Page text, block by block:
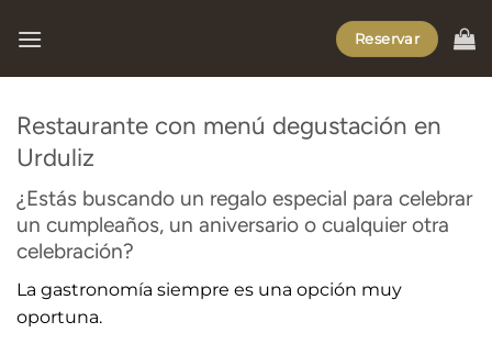
Reservar
Restaurante con menú degustación en
Urduliz
¿Estás buscando un regalo especial para celebrar
un cumpleaños, un aniversario o cualquier otra
celebración?
La gastronomía siempre es una opción muy
oportuna.